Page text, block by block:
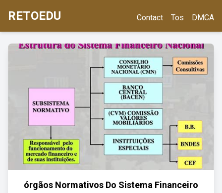
RETOEDU Contact Tos DMCA
órgãos Normativos Do Sistema Financeiro